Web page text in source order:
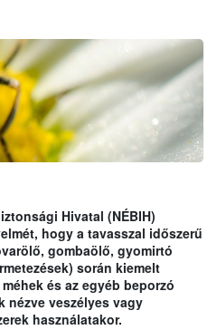
Hivatal (NÉBIH)
hogy a tavasszal időszerű
gombaölő, gyomirtó
során kiemelt
és az egyéb beporzó
nézve veszélyes vagy
használatakor.